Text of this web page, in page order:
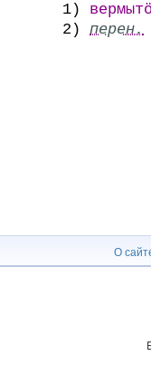
1)
2)
перен.
О